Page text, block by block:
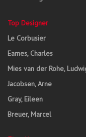
Top Designer
Le Corbusier
Eames, Charles
Mies van der Rohe,
Jacobsen, Arne
Gray, Eileen
Breuer, Marcel